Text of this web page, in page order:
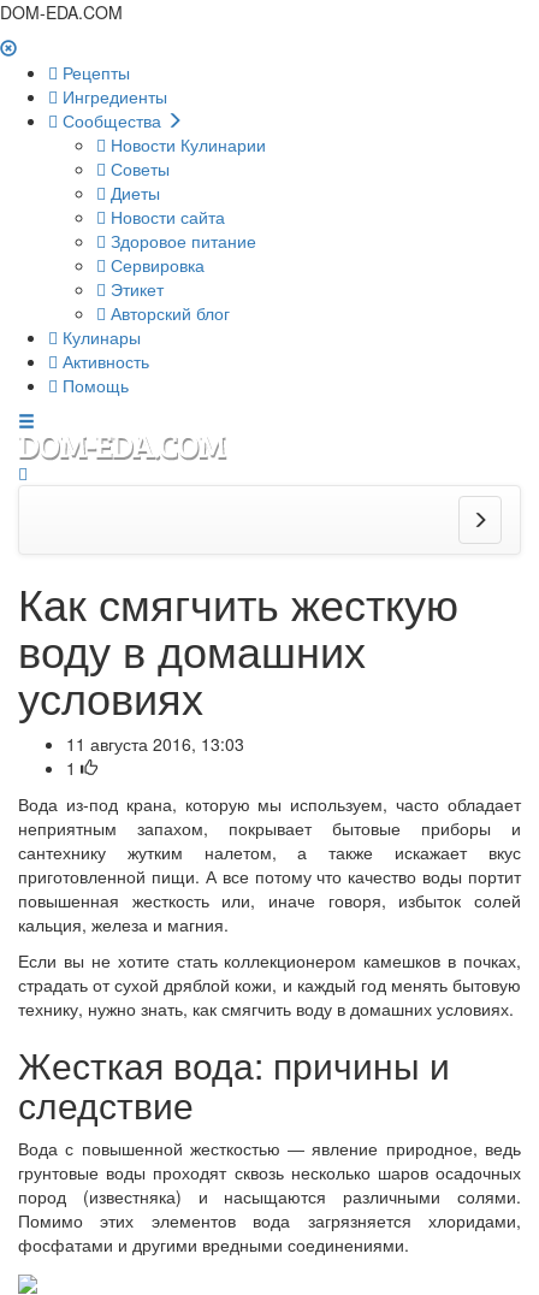
DOM-EDA.COM
Рецепты
Ингредиенты
Сообщества
Новости Кулинарии
Советы
Диеты
Новости сайта
Здоровое питание
Сервировка
Этикет
Авторский блог
Кулинары
Активность
Помощь
Как смягчить жесткую
воду в домашних
условиях
11 августа 2016, 13:03
1
Вода из-под крана, которую мы используем, часто обладает
неприятным запахом, покрывает бытовые приборы и
сантехнику жутким налетом, а также искажает вкус
приготовленной пищи. А все потому что качество воды портит
повышенная жесткость или, иначе говоря, избыток солей
кальция, железа и магния.
Если вы не хотите стать коллекционером камешков в почках,
страдать от сухой дряблой кожи, и каждый год менять бытовую
технику, нужно знать, как смягчить воду в домашних условиях.
Жесткая вода: причины и
следствие
Вода с повышенной жесткостью ― явление природное, ведь
грунтовые воды проходят сквозь несколько шаров осадочных
пород (известняка) и насыщаются различными солями.
Помимо этих элементов вода загрязняется хлоридами,
фосфатами и другими вредными соединениями.